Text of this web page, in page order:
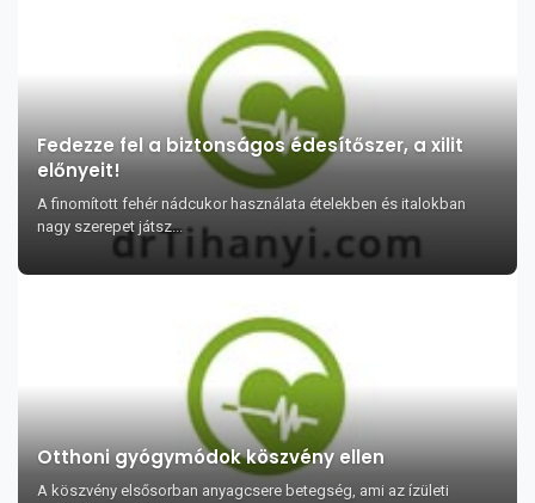
Fedezze fel a biztonságos édesítőszer, a xilit
előnyeit!
A finomított fehér nádcukor használata ételekben és italokban
nagy szerepet játsz...
Otthoni gyógymódok köszvény ellen
A köszvény elsősorban anyagcsere betegség, ami az ízületi